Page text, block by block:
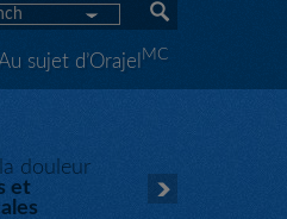
sujet d’Orajel MC
douleur
et